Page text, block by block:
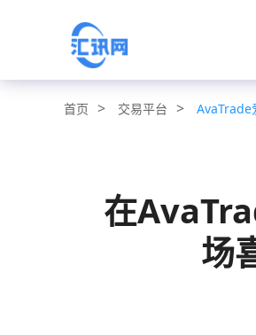
首页 > 交易平台 > AvaTrade
在
场